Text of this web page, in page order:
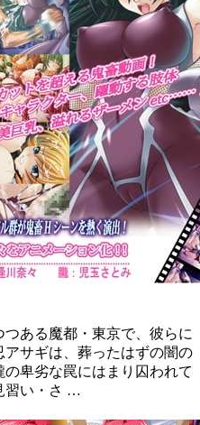
ある魔都・東京で、彼らに
サギは、葬ったはずの闇の
卑劣な罠にはまり囚われて
習い・さ …